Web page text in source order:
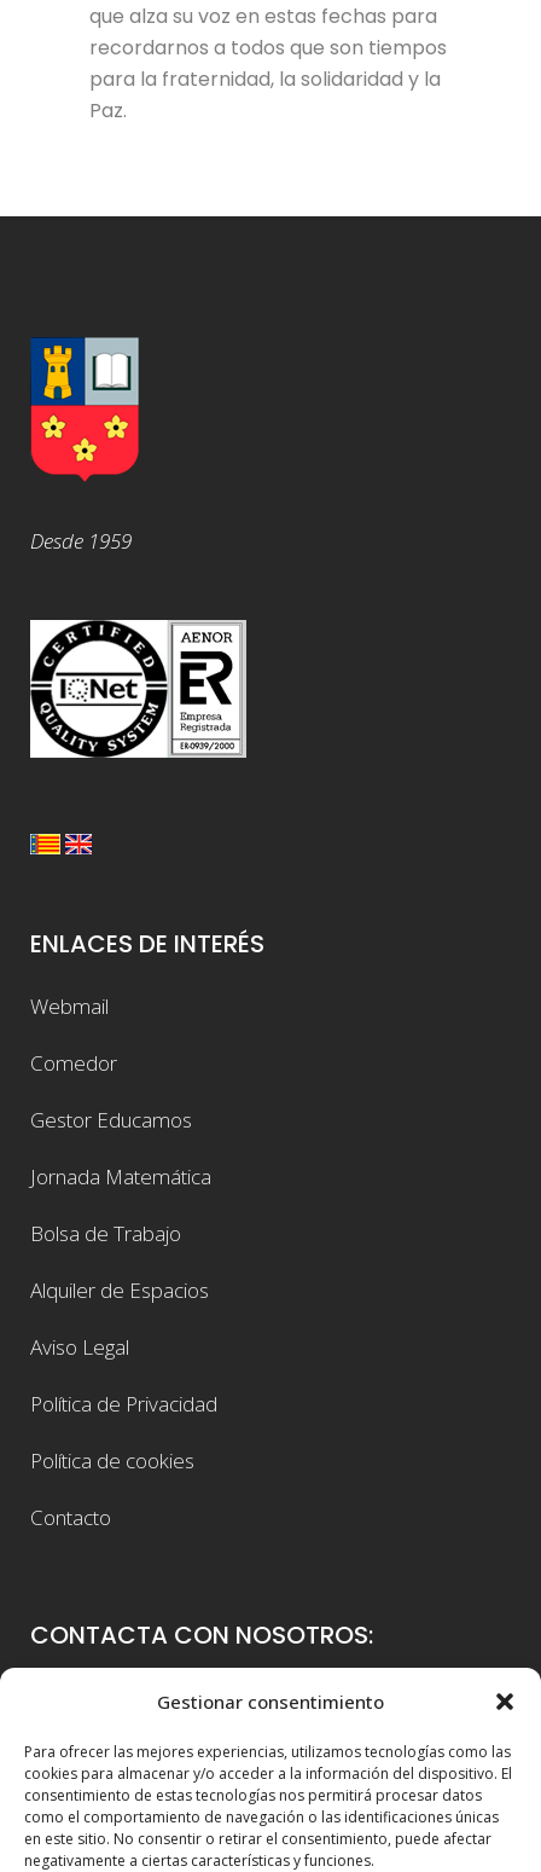
Gestionar consentimiento
Para ofrecer las mejores experiencias, utilizamos tecnologías como las
cookies para almacenar y/o acceder a la información del dispositivo. El
consentimiento de estas tecnologías nos permitirá procesar datos
como el comportamiento de navegación o las identificaciones únicas
en este sitio. No consentir o retirar el consentimiento, puede afectar
negativamente a ciertas características y funciones.
que alza su voz en estas fechas para
recordarnos a todos que son tiempos
para la fraternidad, la solidaridad y la
Paz.
Desde 1959
ENLACES DE INTERÉS
Webmail
Comedor
Gestor Educamos
Jornada Matemática
Bolsa de Trabajo
Alquiler de Espacios
Aviso Legal
Política de Privacidad
Política de cookies
Contacto
CONTACTA CON NOSOTROS:
Colegio Guadalaviar
46021 Valencia
96 339 36 00
info@colegioguadalaviar.es